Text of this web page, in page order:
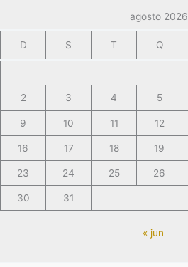
agosto 2026
D S T Q
2 3 4 5
9 10 11 12
16 17 18 19
23 24 25 26
30 31
« jun